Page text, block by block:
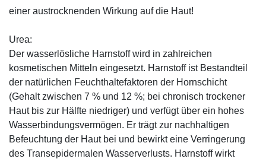
einer austrocknenden Wirkung auf die Haut!
Urea:
Der wasserlösliche Harnstoff wird in zahlreichen
kosmetischen Mitteln eingesetzt. Harnstoff ist Bestandteil
der natürlichen Feuchthaltefaktoren der Hornschicht
(Gehalt zwischen 7 % und 12 %; bei chronisch trockener
Haut bis zur Hälfte niedriger) und verfügt über ein hohes
Wasserbindungsvermögen. Er trägt zur nachhaltigen
Befeuchtung der Haut bei und bewirkt eine Verringerung
des Transepidermalen Wasserverlusts. Harnstoff wirkt